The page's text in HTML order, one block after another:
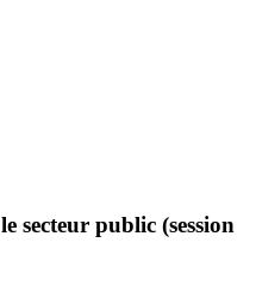
secteur public (session